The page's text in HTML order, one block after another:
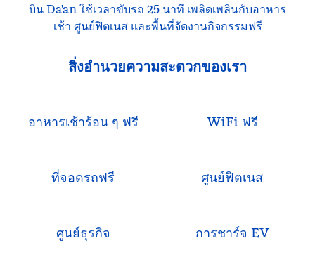
บิน Da'an ใช้เวลาขับรถ 25 นาที เพลิดเพลินกับอาหาร
เช้า ศูนย์ฟิตเนส และพื้นที่จัดงานกิจกรรมฟรี
สิ่งอํานวยความสะดวกของเรา
อาหารเช้าร้อน ๆ ฟรี WiFi ฟรี
ที่จอดรถฟรี ศูนย์ฟิตเนส
ศูนย์ธุรกิจ การชาร์จ EV